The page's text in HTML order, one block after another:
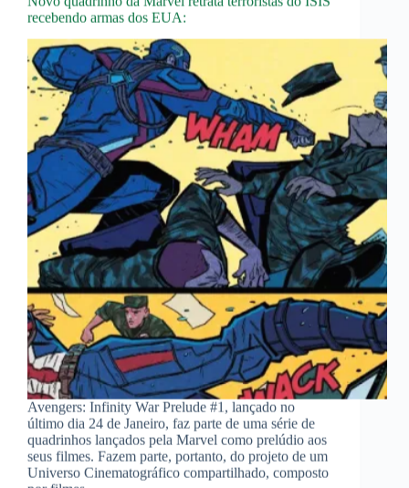
recebendo armas dos EUA:
Avengers: Infinity War Prelude #1, lançado no
último dia 24 de Janeiro, faz parte de uma série de
quadrinhos lançados pela Marvel como prelúdio aos
seus filmes. Fazem parte, portanto, do projeto de um
Universo Cinematográfico compartilhado, composto